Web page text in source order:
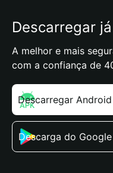
Descarregar
A melhor e mais
com a confiança de
Descarregar Android
Descarga do